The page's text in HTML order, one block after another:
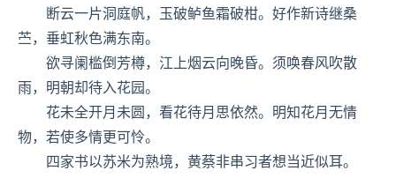
断云一片洞庭帆，玉破鲈鱼霜破柑。好作新诗继桑
苎，垂虹秋色满东南。
欲寻阑槛倒芳樽，江上烟云向晚昏。须唤春风吹散
雨，明朝却待入花园。
花未全开月未圆，看花待月思依然。明知花月无情
物，若使多情更可怜。
四家书以苏米为熟境，黄蔡非串习者想当近似耳。